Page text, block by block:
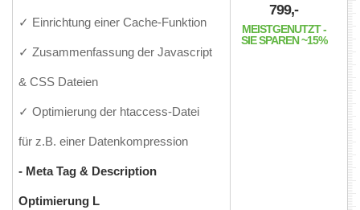
✓ Einrichtung einer Cache-Funktion
✓ Zusammenfassung der Javascript
& CSS Dateien
✓ Optimierung der htaccess-Datei
für z.B. einer Datenkompression
- Meta Tag & Description
Optimierung L
799,-
MEISTGENUTZT -
SIE SPAREN ~15%